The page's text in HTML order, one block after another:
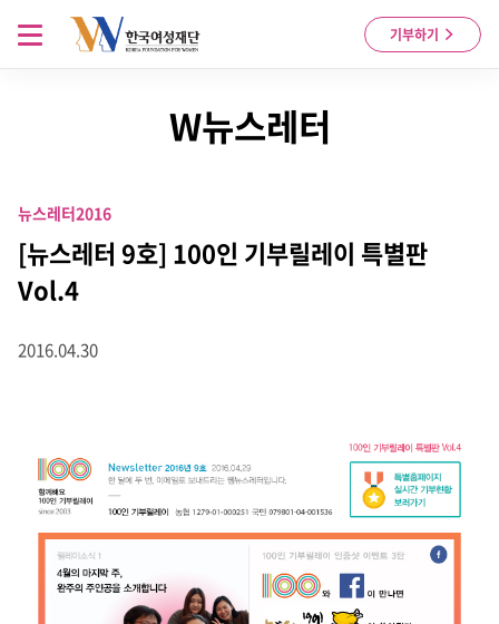
Skip to content
기부하기
메뉴 열기
W뉴스레터
뉴스레터2016
[뉴스레터 9호] 100인 기부릴레이 특별판
Vol.4
2016.04.30